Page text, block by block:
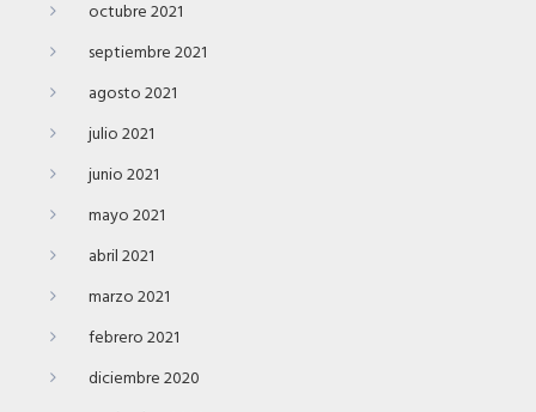
octubre 2021
septiembre 2021
agosto 2021
julio 2021
junio 2021
mayo 2021
abril 2021
marzo 2021
febrero 2021
diciembre 2020